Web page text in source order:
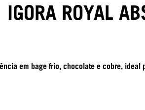
IGORA ROYAL
em bage frio, chocolate e cobre,